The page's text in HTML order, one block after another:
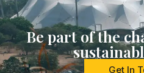
Be part of the
Get In